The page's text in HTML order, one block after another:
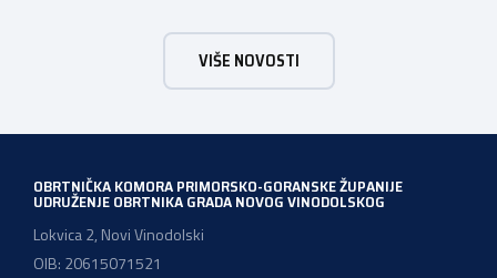
komora pozdravlja odluku Vlade Republike Hrvatske da u
konačnom prijedlogu poreznih izmjena prihvati ključne
prijedloge HOK-a iznesene tijekom intenzivnog dijaloga s
VIŠE NOVOSTI
OBRTNIČKA KOMORA PRIMORSKO-GORANSKE ŽUPANIJE
UDRUŽENJE OBRTNIKA GRADA NOVOG VINODOLSKOG
Lokvica 2, Novi Vinodolski
OIB: 20615071521